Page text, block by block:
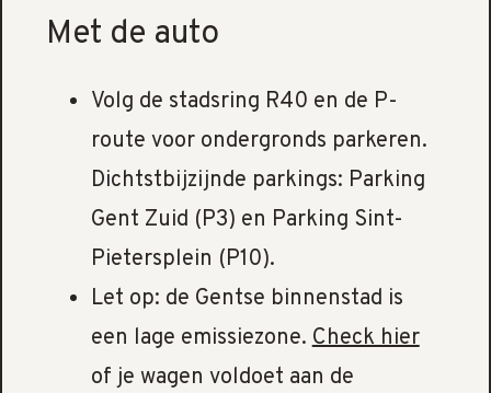
Met de auto
Volg de stadsring R40 en de P-
route voor ondergronds parkeren.
Dichtstbijzijnde parkings: Parking
Gent Zuid (P3) en Parking Sint-
Pietersplein (P10).
Let op: de Gentse binnenstad is
een lage emissiezone.Check hier
of je wagen voldoet aan de